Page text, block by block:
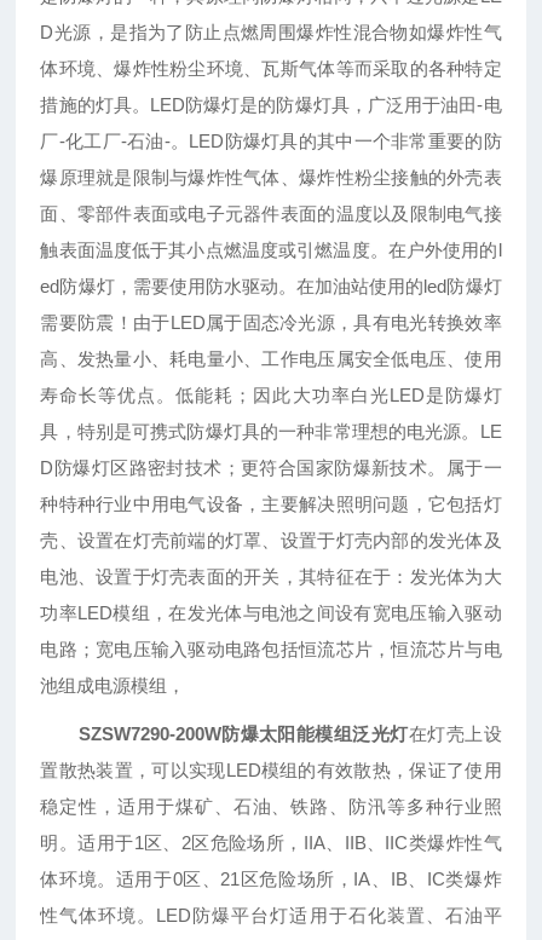
D光源，是指为了防止点燃周围爆炸性混合物如爆炸性气
体环境、爆炸性粉尘环境、瓦斯气体等而采取的各种特定
措施的灯具。LED防爆灯是的防爆灯具，广泛用于油田-电
厂-化工厂-石油-。LED防爆灯具的其中一个非常重要的防
爆原理就是限制与爆炸性气体、爆炸性粉尘接触的外壳表
面、零部件表面或电子元器件表面的温度以及限制电气接
触表面温度低于其小点燃温度或引燃温度。在户外使用的l
ed防爆灯，需要使用防水驱动。在加油站使用的led防爆灯
需要防震！由于LED属于固态冷光源，具有电光转换效率
高、发热量小、耗电量小、工作电压属安全低电压、使用
寿命长等优点。低能耗；因此大功率白光LED是防爆灯
具，特别是可携式防爆灯具的一种非常理想的电光源。LE
D防爆灯区路密封技术；更符合国家防爆新技术。属于一
种特种行业中用电气设备，主要解决照明问题，它包括灯
壳、设置在灯壳前端的灯罩、设置于灯壳内部的发光体及
电池、设置于灯壳表面的开关，其特征在于：发光体为大
功率LED模组，在发光体与电池之间设有宽电压输入驱动
电路；宽电压输入驱动电路包括恒流芯片，恒流芯片与电
池组成电源模组，
SZSW7290-200W防爆太阳能模组泛光灯在灯壳上设
置散热装置，可以实现LED模组的有效散热，保证了使用
稳定性，适用于煤矿、石油、铁路、防汛等多种行业照
明。适用于1区、2区危险场所，IIA、IIB、IIC类爆炸性气
体环境。适用于0区、21区危险场所，IA、IB、IC类爆炸
性气体环境。LED防爆平台灯适用于石化装置、石油平